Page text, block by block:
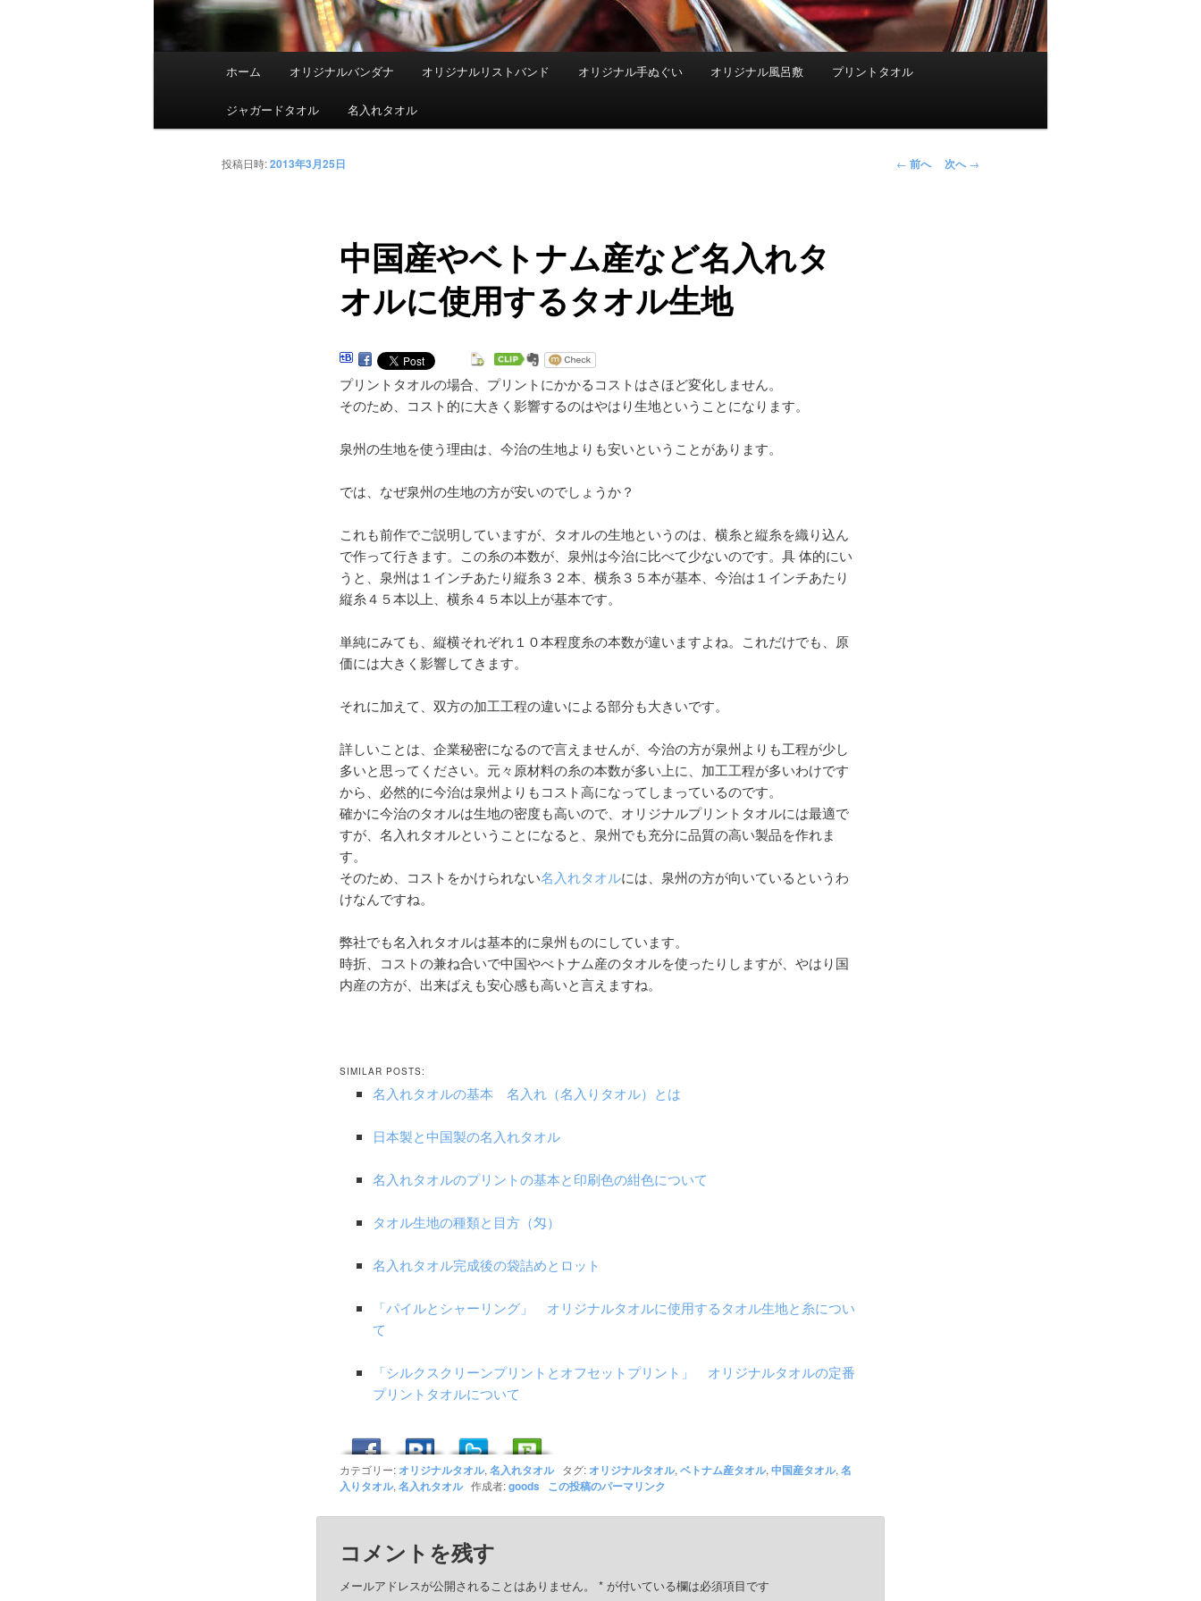
メインコンテンツへ移動
サブコンテンツへ移動
ホーム オリジナルバンダナ オリジナルリストバンド オリジナル手ぬぐい オリジナル風呂敷 プリントタオル
ジャガードタオル 名入れタオル
投稿ナビゲー
← 前へ 次へ→
中国産やベトナム産など名入れタ
オルに使用するタオル生地
投稿日時:2013年3月25日
プリントタオルの場合、プリントにかかるコストはさほど変化しません。
そのため、コスト的に大きく影響するのはやはり生地ということになります。
泉州の生地を使う理由は、今治の生地よりも安いということがあります。
では、なぜ泉州の生地の方が安いのでしょうか？
これも前作でご説明していますが、タオルの生地というのは、横糸と縦糸を織り込ん
で作って行きます。この糸の本数が、泉州は今治に比べて少ないのです。具 体的にい
うと、泉州は１インチあたり縦糸３２本、横糸３５本が基本、今治は１インチあたり
縦糸４５本以上、横糸４５本以上が基本です。
単純にみても、縦横それぞれ１０本程度糸の本数が違いますよね。これだけでも、原
価には大きく影響してきます。
それに加えて、双方の加工工程の違いによる部分も大きいです。
詳しいことは、企業秘密になるので言えませんが、今治の方が泉州よりも工程が少し
多いと思ってください。元々原材料の糸の本数が多い上に、加工工程が多いわけです
から、必然的に今治は泉州よりもコスト高になってしまっているのです。
確かに今治のタオルは生地の密度も高いので、オリジナルプリントタオルには最適で
すが、名入れタオルということになると、泉州でも充分に品質の高い製品を作れま
す。
そのため、コストをかけられない名入れタオルには、泉州の方が向いているというわ
けなんですね。
弊社でも名入れタオルは基本的に泉州ものにしています。
時折、コストの兼ね合いで中国やべトナム産のタオルを使ったりしますが、やはり国
内産の方が、出来ばえも安心感も高いと言えますね。
SIMILAR POSTS:
名入れタオルの基本 名入れ（名入りタオル）とは
日本製と中国製の名入れタオル
名入れタオルのプリントの基本と印刷色の紺色について
タオル生地の種類と目方（匁）
名入れタオル完成後の袋詰めとロット
「パイルとシャーリング」 オリジナルタオルに使用するタオル生地と糸につい
て
「シルクスクリーンプリントとオフセットプリント」 オリジナルタオルの定番
プリントタオルについて
カテゴリー: オリジナルタオル,名入れタオルタグ: オリジナルタオル,ベトナム産タオル,中国産タオル,名
入りタオル,名入れタオル作成者:goods この投稿のパーマリンク
コメントを残す
メールアドレスが公開されることはありません。 *が付いている欄は必須項目です